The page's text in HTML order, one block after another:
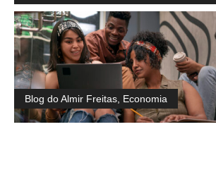
Blog do Almir Freitas Economia